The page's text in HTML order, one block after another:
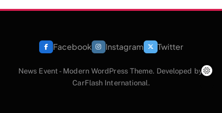
Facebook Instagram Twitter
News Event - Modern WordPress Theme. Developed by.
CarFlash International.